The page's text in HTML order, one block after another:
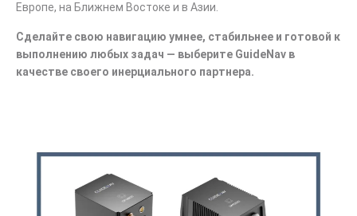
Европе, на Ближнем Востоке и в Азии.
Сделайте свою навигацию умнее, стабильнее и готовой к
выполнению любых задач — выберите GuideNav в
качестве своего инерциального партнера.